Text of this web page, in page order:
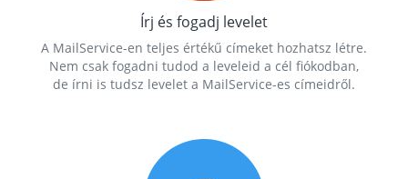
Írj és fogadj levelet
A MailService-en teljes értékű címeket hozhatsz létre.
Nem csak fogadni tudod a leveleid a cél fiókodban,
de írni is tudsz levelet a MailService-es címeidről.